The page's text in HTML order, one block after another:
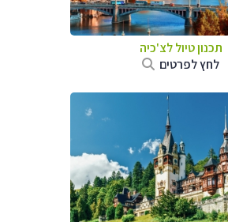
תכנון טיול לצ'כיה
לחץ לפרטים